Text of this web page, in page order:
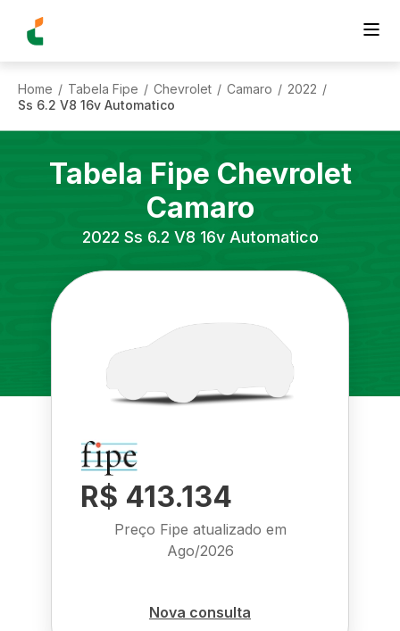
Home / Tabela Fipe / Chevrolet / Camaro / 2022 /
Ss 6.2 V8 16v Automatico
Tabela Fipe Chevrolet
Camaro
2022 Ss 6.2 V8 16v Automatico
R$ 413.134
Preço Fipe atualizado em
Ago/2026
Nova consulta